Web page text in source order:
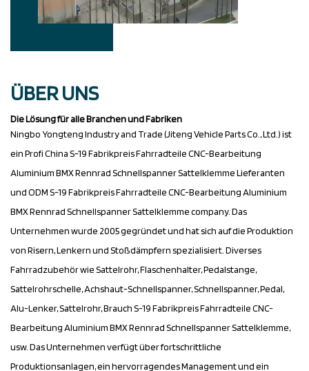
ÜBER UNS
Die Lösung für alle Branchen und Fabriken
Ningbo Yongteng Industry and Trade (Jiteng Vehicle Parts Co., Ltd.) ist
ein ProfiChina S-19 Fabrikpreis Fahrradteile CNC-Bearbeitung
Aluminium BMX Rennrad Schnellspanner Sattelklemme Lieferanten
undODM S-19 Fabrikpreis Fahrradteile CNC-Bearbeitung Aluminium
BMX Rennrad Schnellspanner Sattelklemme company. Das
Unternehmen wurde 2005 gegründet und hat sich auf die Produktion
von Risern, Lenkern und Stoßdämpfern spezialisiert. Diverses
Fahrradzubehör wie Sattelrohr, Flaschenhalter, Pedalstange,
Sattelrohrschelle, Achshaut-Schnellspanner, Schnellspanner, Pedal,
Alu-Lenker, Sattelrohr,Brauch S-19 Fabrikpreis Fahrradteile CNC-
Bearbeitung Aluminium BMX Rennrad Schnellspanner Sattelklemme,
usw. Das Unternehmen verfügt über fortschrittliche
Produktionsanlagen, ein hervorragendes Management und ein